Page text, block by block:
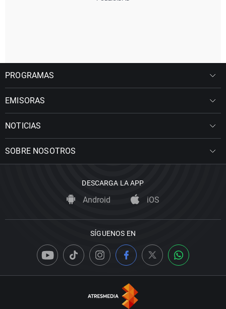
PROGRAMAS
EMISORAS
NOTICIAS
SOBRE NOSOTROS
DESCARGA LA APP
Android iOS
SÍGUENOS EN